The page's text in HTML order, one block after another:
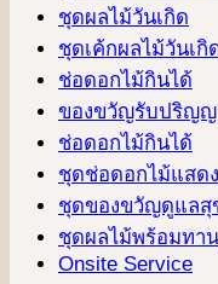
ชุดผลไม้วันเกิด
ชุดเค้กผลไม้วันเกิ
ช่อดอกไม้กินได้
ของขวัญรับปริญญ
ช่อดอกไม้กินได้
ชุดช่อดอกไม้แสด
ชุดของขวัญดูแลสุ
ชุดผลไม้พร้อมทาน
Onsite Service